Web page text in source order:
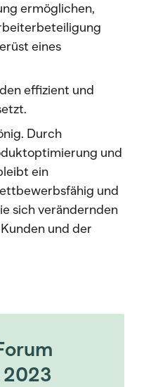
ermöglichen,
eines
effizient und
Durch
und
ein
und
sich verändernden
und der
2023